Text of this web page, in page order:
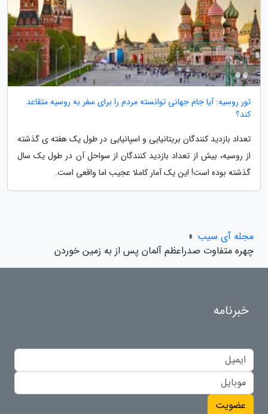
تور روسیه: آیا جام جهانی توانسته مردم را برای سفر به روسیه متقاعد
کند؟
تعداد بازدید کنندگان بریتانیایی و اسپانیایی در طول یک هفته ی گذشته
از روسیه، بیش از تعداد بازدید کنندگان از سواحل آن در طول یک سال
گذشته بوده است! این یک آمار کاملا عجیب اما واقعی است.
مجله آی سیب »
چهره متفاوت صدراعظم آلمان پس از به زمین خوردن
خبرنامه
عضویت